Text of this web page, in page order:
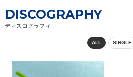
ジャンル
DISCOGRAPHY
ディスコグラフィ
ALL SINGLE